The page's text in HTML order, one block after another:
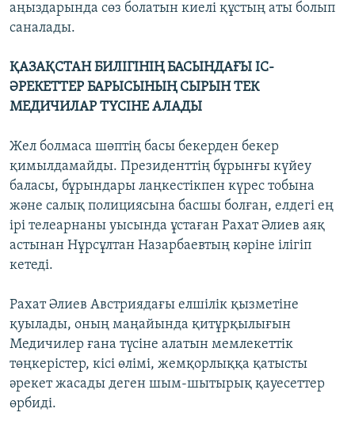
аңыздарында сөз болатын киелі құстың аты болып
саналады.
ҚАЗАҚСТАН БИЛІГІНІҢ БАСЫНДАҒЫ ІС-
ӘРЕКЕТТЕР БАРЫСЫНЫҢ СЫРЫН ТЕК
МЕДИЧИЛАР ТҮСІНЕ АЛАДЫ
Жел болмаса шөптің басы бекерден бекер
қимылдамайды. Президенттің бұрынғы күйеу
баласы, бұрындары лаңкестікпен күрес тобына
және салық полициясына басшы болған, елдегі ең
ірі телеарнаны уысында ұстаған Рахат Әлиев аяқ
астынан Нұрсұлтан Назарбаевтың кәріне ілігіп
кетеді.
Рахат Әлиев Австриядағы елшілік қызметіне
қуылады, оның маңайында қитұрқылығын
Медичилер ғана түсіне алатын мемлекеттік
төңкерістер, кісі өлімі, жемқорлыққа қатысты
әрекет жасады деген шым-шытырық қауесеттер
өрбиді.